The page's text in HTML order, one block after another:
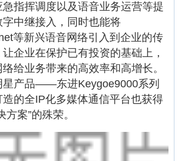
指挥调度以及语音业务运营等提
中继接入，同时也能将
等新兴语音网络引入到企业的传
企业在保护已有投资的基础上，
给业务带来的高效率和高增长。
星产品――东进Keygoe9000系列
的全IP化多媒体通信平台也获得
案”的殊荣。